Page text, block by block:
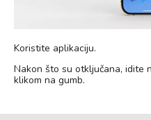
Koristite aplikaciju.
Nakon što su otključana, idite
klikom na gumb.